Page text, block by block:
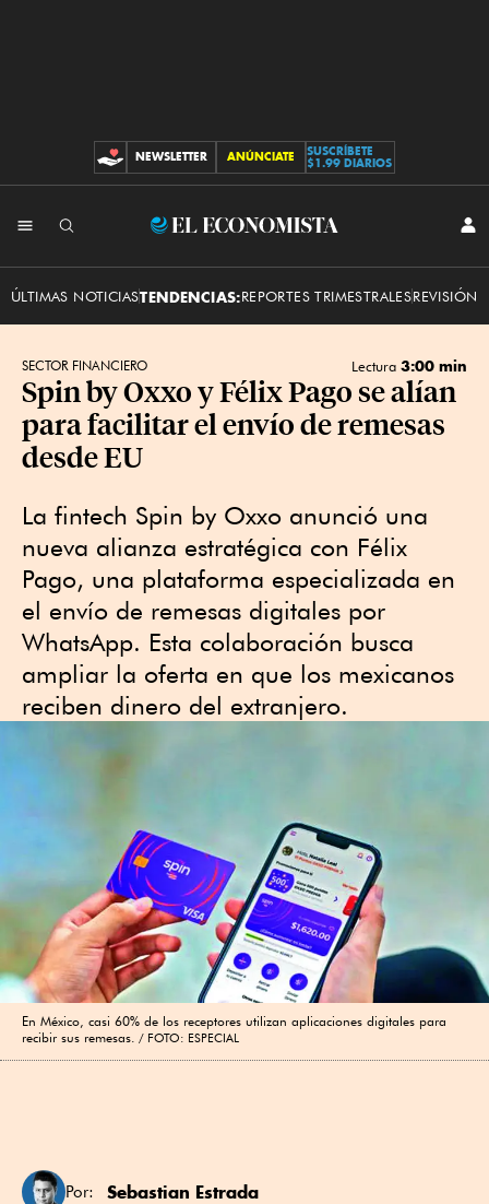
CONTRIBUCIONES
NEWSLETTER ANÚNCIATE
SUSCRÍBETE
$1.99 DIARIOS
El
ÚLTIMAS NOTICIASTENDENCIAS:REPORTES TRIMESTRALESREVISIÓN
SECTOR FINANCIERO Lectura 3:00 min
Spin by Oxxo y Félix Pago se alían
para facilitar el envío de remesas
desde EU
La fintech Spin by Oxxo anunció una
nueva alianza estratégica con Félix
Pago, una plataforma especializada en
el envío de remesas digitales por
WhatsApp. Esta colaboración busca
ampliar la oferta en que los mexicanos
reciben dinero del extranjero.
En México, casi 60% de los receptores utilizan aplicaciones digitales para
recibir sus remesas.
FOTO: ESPECIAL
Por: Sebastian Estrada